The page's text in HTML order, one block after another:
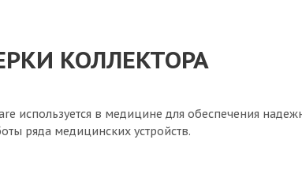
КОЛЛЕКТОРА
используется в медицине для обеспечения
ряда медицинских устройств.